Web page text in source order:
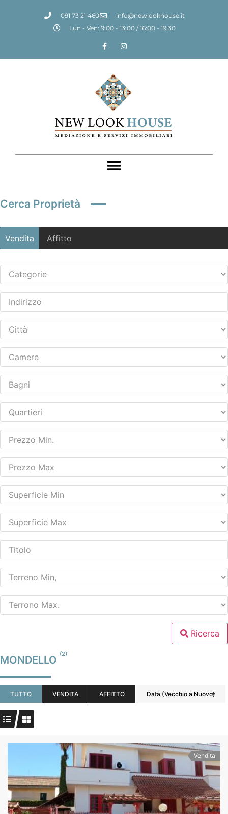
091 73 21 460
info@newlookhouse.it
Lun - Ven: 9:00 - 13:00 / 16:00 - 19:30
Cerca Proprietà
Vendita Affitto
Ricerca
MONDELLO (2)
TUTTO VENDITA AFFITTO Data (Vecchio a Nuovo)
Vendita